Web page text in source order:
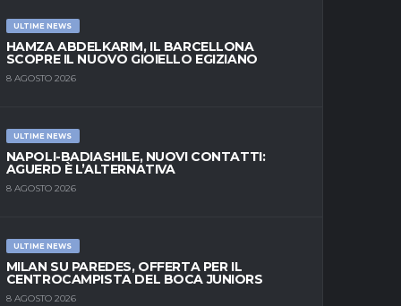
ULTIME NEWS
HAMZA ABDELKARIM, IL BARCELLONA
SCOPRE IL NUOVO GIOIELLO EGIZIANO
8 AGOSTO 2026
ULTIME NEWS
NAPOLI-BADIASHILE, NUOVI CONTATTI:
AGUERD È L’ALTERNATIVA
8 AGOSTO 2026
ULTIME NEWS
MILAN SU PAREDES, OFFERTA PER IL
CENTROCAMPISTA DEL BOCA JUNIORS
8 AGOSTO 2026